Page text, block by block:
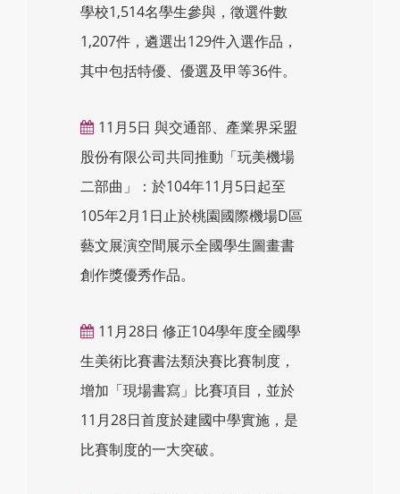
學校1,514名學生參與，徵選件數
1,207件，遴選出129件入選作品，
其中包括特優、優選及甲等36件。
11月5日 與交通部、產業界采盟
股份有限公司共同推動「玩美機場
二部曲」：於104年11月5日起至
105年2月1日止於桃園國際機場D區
藝文展演空間展示全國學生圖畫書
創作獎優秀作品。
11月28日 修正104學年度全國學
生美術比賽書法類決賽比賽制度，
增加「現場書寫」比賽項目，並於
11月28日首度於建國中學實施，是
比賽制度的一大突破。